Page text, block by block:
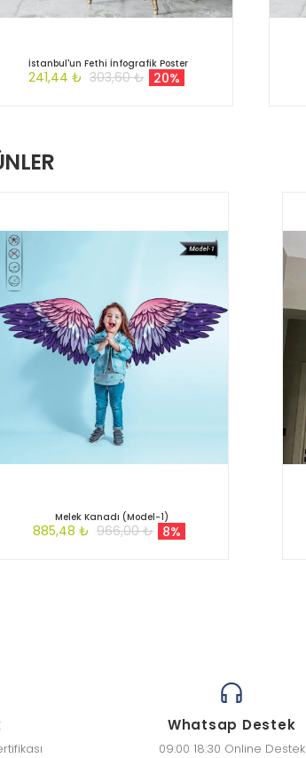
İstanbul'un Fethi İnfografik Poster
241,44 ₺ 303,60 ₺ 20%
Melek Kanadı (Model-1)
885,48 ₺ 966,00 ₺ 8%
Whatsap Destek
09:00 18:30 Online Destek